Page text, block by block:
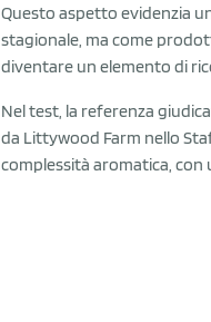
Questo aspetto evidenzia
stagionale, ma come
diventare un elemento di
Nel test, la referenza
da Littywood Farm nello
complessità aromatica, con